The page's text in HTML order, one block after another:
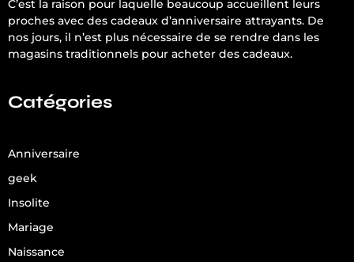
C’est la raison pour laquelle beaucoup accueillent leurs
proches avec des cadeaux d’anniversaire attrayants. De
nos jours, il n’est plus nécessaire de se rendre dans les
magasins traditionnels pour acheter des cadeaux.
Catégories
Anniversaire
geek
Insolite
Mariage
Naissance